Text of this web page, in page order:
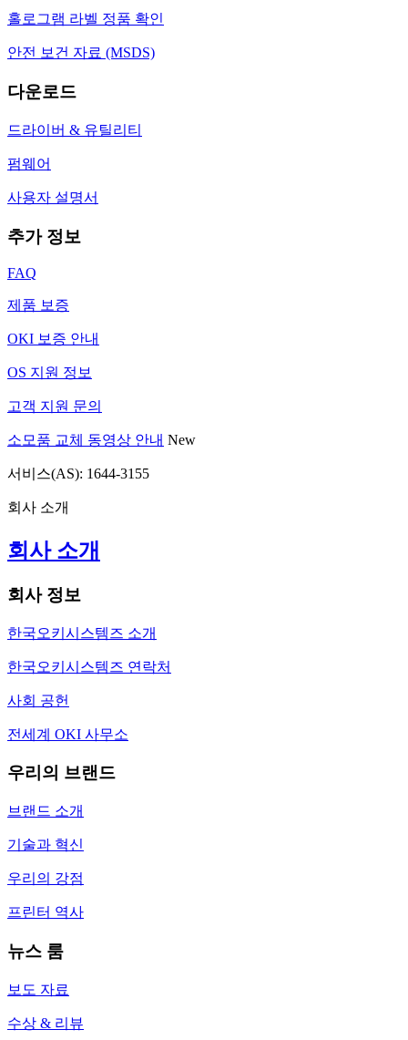
홀로그램 라벨 정품 확인
안전 보건 자료 (MSDS)
다운로드
드라이버 & 유틸리티
펌웨어
사용자 설명서
추가 정보
FAQ
제품 보증
OKI 보증 안내
OS 지원 정보
고객 지원 문의
소모품 교체 동영상 안내 New
서비스(AS): 1644-3155
회사 소개
회사 소개
회사 정보
한국오키시스템즈 소개
한국오키시스템즈 연락처
사회 공헌
전세계 OKI 사무소
우리의 브랜드
브랜드 소개
기술과 혁신
우리의 강점
프린터 역사
뉴스 룸
보도 자료
수상 & 리뷰